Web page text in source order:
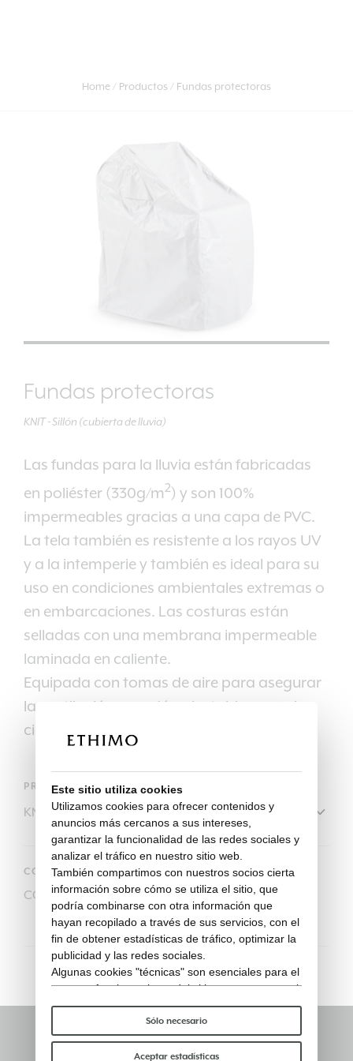
Home Productos Fundas protectoras
Fundas protectoras
KNIT - Sillón (cubierta de lluvia)
Las fundas para la lluvia están fabricadas
en poliéster (330g/m2) y son 100%
impermeables gracias a una capa de PVC.
La tela también es resistente a los rayos UV
y a la intemperie y también es ideal para su
uso en condiciones ambientales extremas o
en embarcaciones. Las costuras están
selladas con una membrana impermeable
laminada en caliente.
Equipada con tomas de aire para asegurar
la ventilación y cordón ajustable para el
cierre.
PRODUCTO
CODIGO
COVER128
Este sitio utiliza cookies
Utilizamos cookies para ofrecer contenidos y
anuncios más cercanos a sus intereses,
garantizar la funcionalidad de las redes sociales y
analizar el tráfico en nuestro sitio web.
También compartimos con nuestros socios cierta
información sobre cómo se utiliza el sitio, que
podría combinarse con otra información que
hayan recopilado a través de sus servicios, con el
fin de obtener estadísticas de tráfico, optimizar la
publicidad y las redes sociales.
Algunas cookies "técnicas" son esenciales para el
correcto funcionamiento del sitio y no procesan ni
comparten ningún dato personal con terceros.
Para saber más puedes consultar nuestra
de cookies.
Por favor, elige qué cookies aceptar:
Sólo necesario
Aceptar estadísticas